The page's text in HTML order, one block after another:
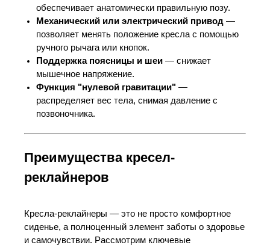
обеспечивает анатомически правильную позу.
Механический или электрический привод—
позволяет менять положение кресла с помощью
ручного рычага или кнопок.
Поддержка поясницы и шеи— снижает
мышечное напряжение.
Функция "нулевой гравитации"—
распределяет вес тела, снимая давление с
позвоночника.
Преимущества кресел-
реклайнеров
Кресла-реклайнеры — это не просто комфортное
сиденье, а полноценный элемент заботы о здоровье
и самочувствии. Рассмотрим ключевые